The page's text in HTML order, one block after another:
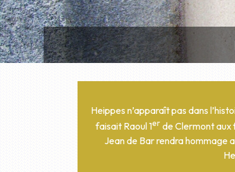
Heippes n’apparaît pas dans
faisait Raoul 1er de Clermont aux
Jean de Bar rendra hommage